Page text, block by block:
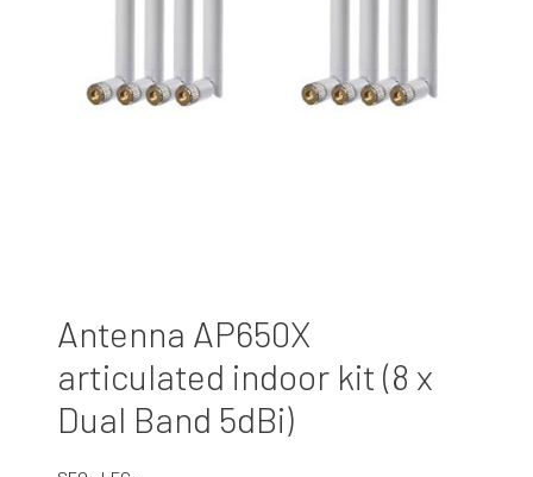
Antenna AP650X
articulated indoor kit (8 x
Dual Band 5dBi)